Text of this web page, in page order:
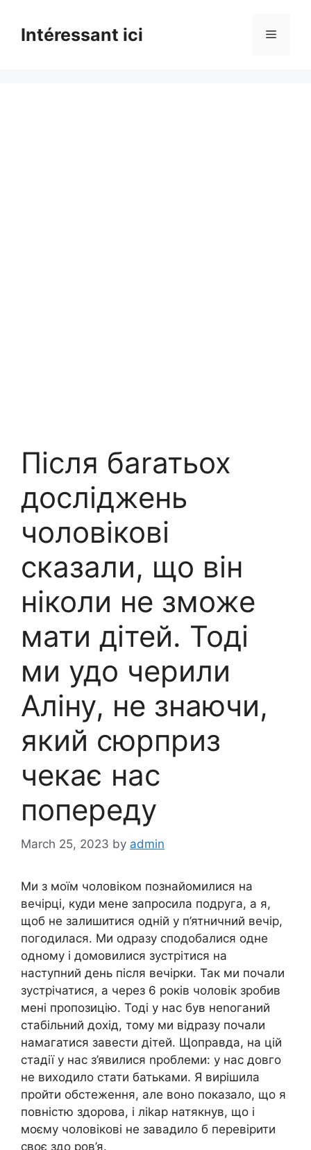
contentIntéressant ici Menu
Після баrатьох
досліджень
чоловікові
сказали, що він
ніколи не зможе
мати дітей. Тоді
ми удо черили
Аліну, не знаючи,
який сюрприз
чекає нас
попереду
March 25, 2023 by admin
Ми з моїм чоловіком познайомилися на
вечірці, куди мене запросила подруга, а я,
щоб не залишитися одній у п’ятничний вечір,
погодилася. Ми одразу сподобалися одне
одному і домовилися зустрітися на
наступний день після вечірки. Так ми почали
зустрічатися, а через 6 років чоловік зробив
мені пропозицію. Тоді у нас був неnоганий
стабільний дохід, тому ми відразу почали
намагатися завести дітей. Щоправда, на цій
стадії у нас з’явилися nроблеми: у нас довго
не виходило стати батьками. Я вирішила
пройти обстеження, але воно показало, що я
повністю здорова, і ліkар натякнув, що і
моєму чоловікові не завадило б перевірити
своє здо ров’я.